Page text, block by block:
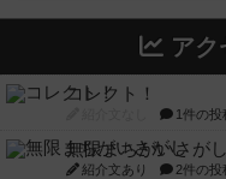
アク
コレクト！
1件の投
無限まちがいさがし
紹介文あり 2件の投